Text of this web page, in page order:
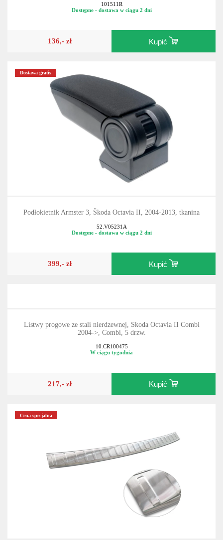
101511R
Dostępne - dostawa w ciągu 2 dni
136,- zł Kupić
Dostawa gratis
Podłokietnik Armster 3, Škoda Octavia II, 2004-2013, tkanina
52.V05231A
Dostępne - dostawa w ciągu 2 dni
399,- zł Kupić
Listwy progowe ze stali nierdzewnej, Skoda Octavia II Combi
2004->, Combi, 5 drzw.
10.CR100475
W ciągu tygodnia
217,- zł Kupić
Cena specjalna